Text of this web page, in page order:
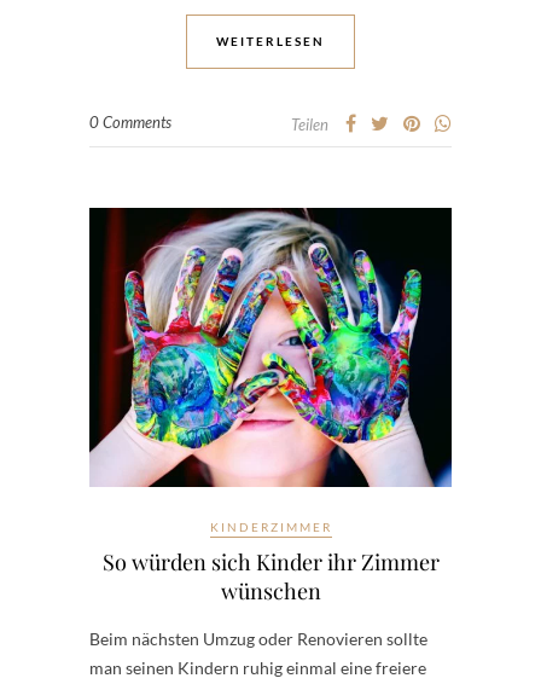
WEITERLESEN
0 Comments Teilen
KINDERZIMMER
So würden sich Kinder ihr Zimmer
wünschen
Beim nächsten Umzug oder Renovieren sollte
man seinen Kindern ruhig einmal eine freiere